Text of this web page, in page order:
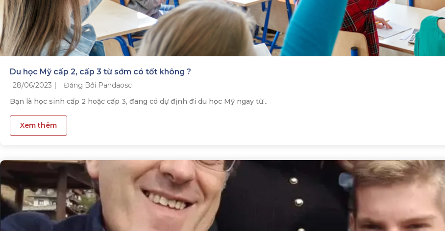
Du học Mỹ cấp 2, cấp 3 từ sớm có tốt không ?
28/06/2023
Đăng Bởi Pandaosc
Bạn là học sinh cấp 2 hoặc cấp 3, đang có dự định đi du học Mỹ ngay từ...
Xem thêm